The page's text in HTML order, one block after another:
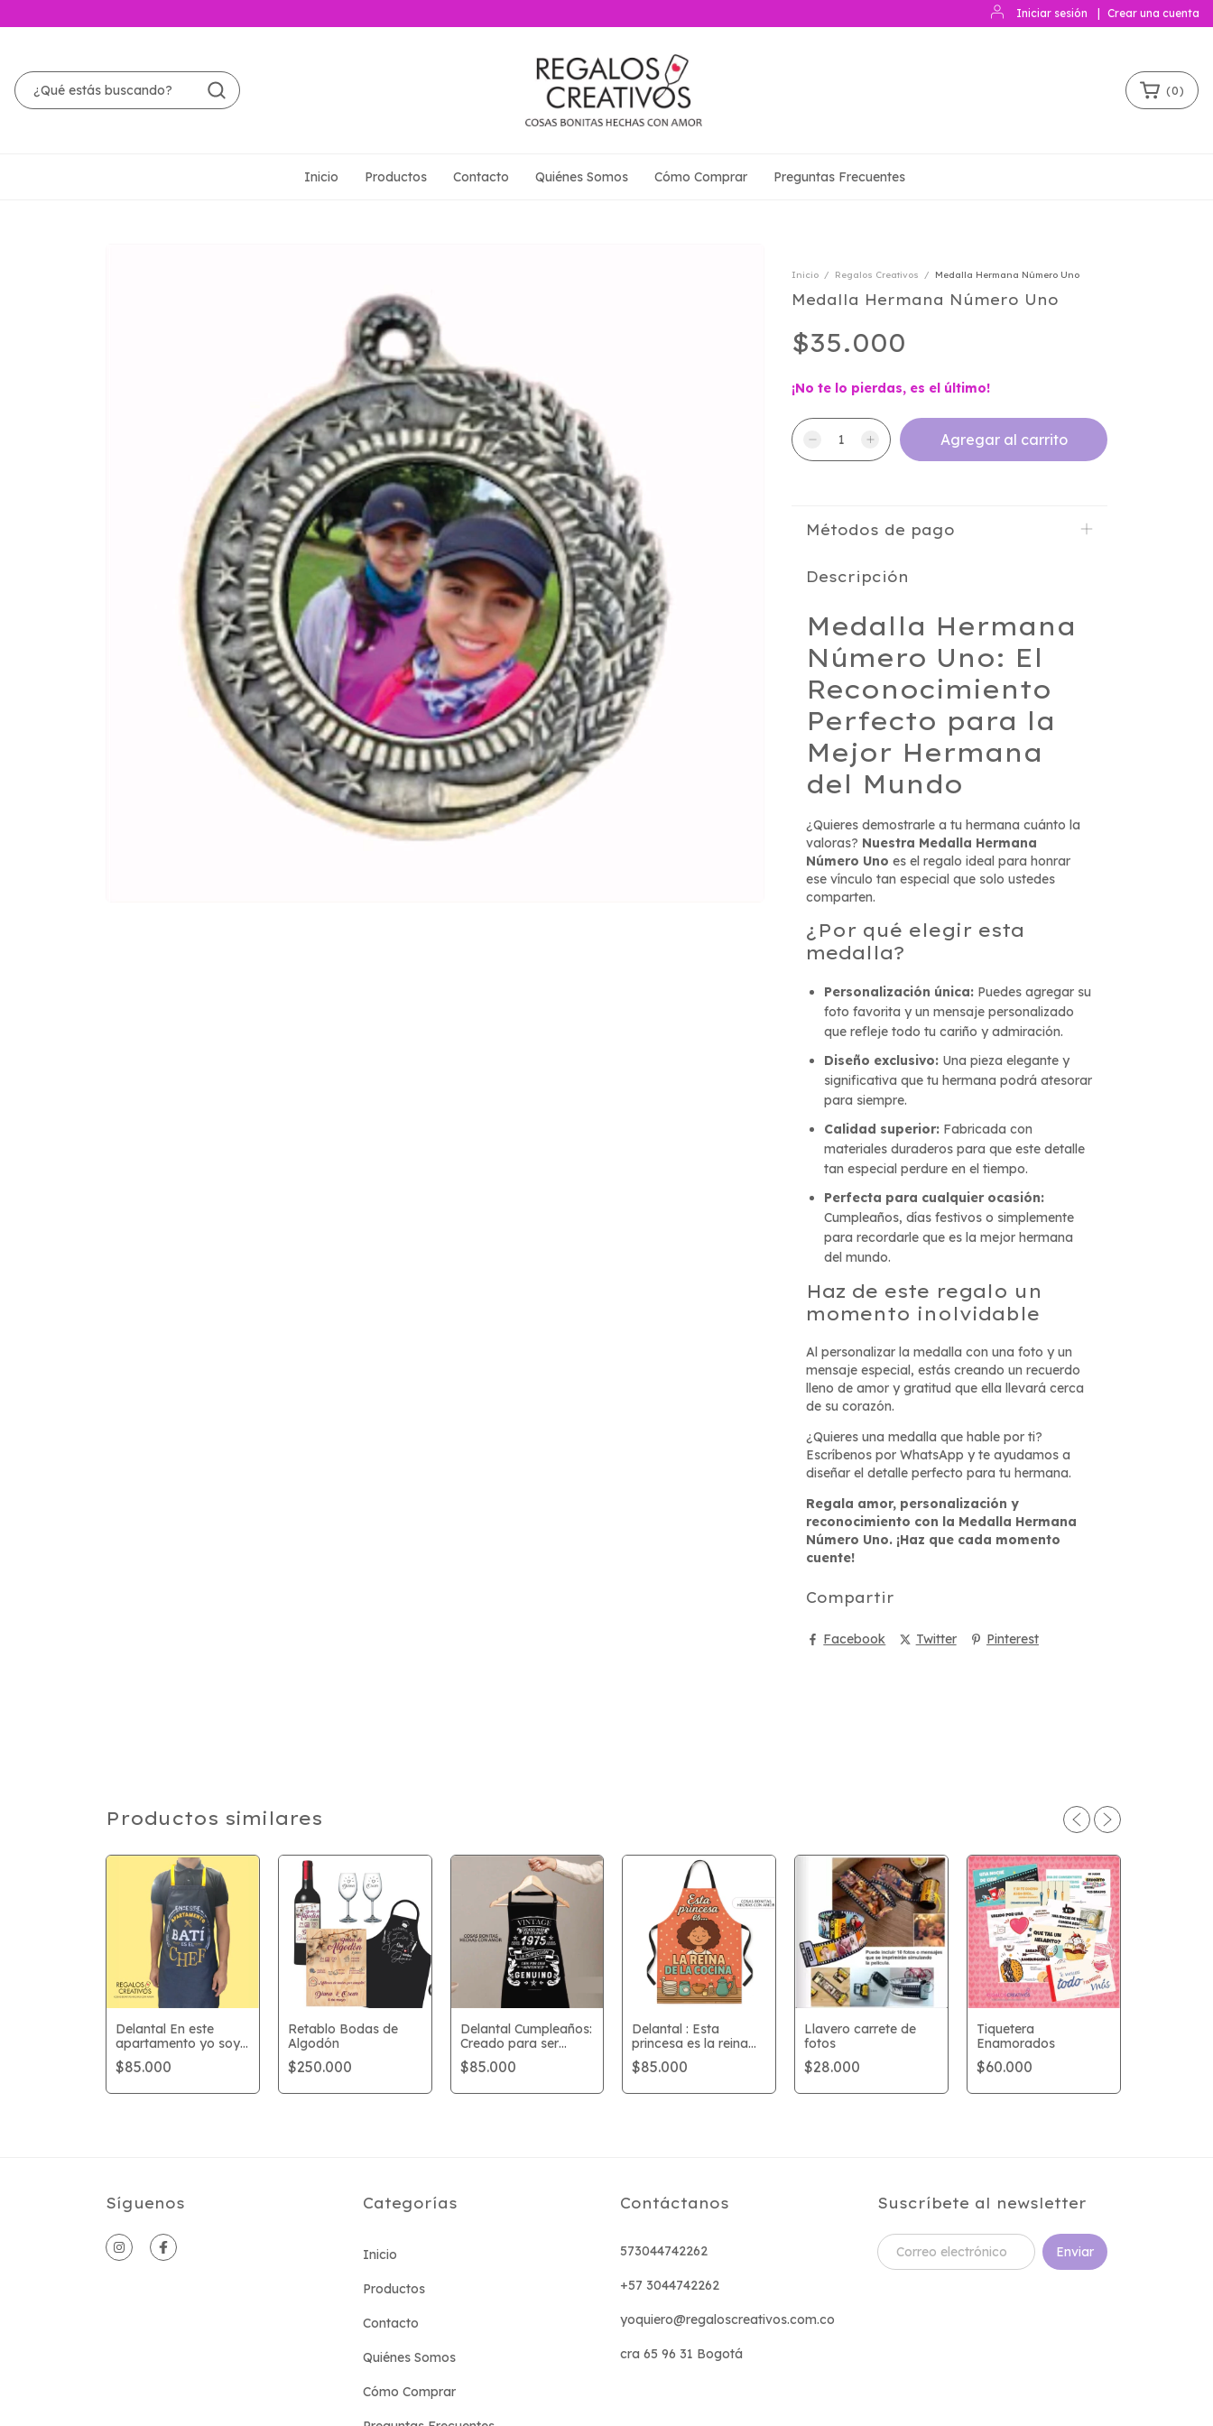
Iniciar sesión Crear una cuenta
(0)
Inicio Productos Contacto Quiénes Somos Cómo Comprar Preguntas Frecuentes
Inicio / Regalos Creativos / Medalla Hermana Número Uno
Medalla Hermana Número Uno
$35.000
¡No te lo pierdas, es el último!
Métodos de pago
Descripción
Medalla Hermana
Número Uno: El
Reconocimiento
Perfecto para la
Mejor Hermana
del Mundo
¿Quieres demostrarle a tu hermana cuánto la
valoras? Nuestra Medalla Hermana
Número Uno es el regalo ideal para honrar
ese vínculo tan especial que solo ustedes
comparten.
¿Por qué elegir esta
medalla?
Personalización única: Puedes agregar su
foto favorita y un mensaje personalizado
que refleje todo tu cariño y admiración.
Diseño exclusivo: Una pieza elegante y
significativa que tu hermana podrá atesorar
para siempre.
Calidad superior: Fabricada con
materiales duraderos para que este detalle
tan especial perdure en el tiempo.
Perfecta para cualquier ocasión:
Cumpleaños, días festivos o simplemente
para recordarle que es la mejor hermana
del mundo.
Haz de este regalo un
momento inolvidable
Al personalizar la medalla con una foto y un
mensaje especial, estás creando un recuerdo
lleno de amor y gratitud que ella llevará cerca
de su corazón.
¿Quieres una medalla que hable por ti?
Escríbenos por WhatsApp y te ayudamos a
diseñar el detalle perfecto para tu hermana.
Regala amor, personalización y
reconocimiento con la Medalla Hermana
Número Uno. ¡Haz que cada momento
cuente!
Compartir
Facebook Twitter Pinterest
Productos similares
Delantal En este
apartamento yo soy
el chef
$85.000
Retablo Bodas de
Algodón
$250.000
Delantal Cumpleaños:
Creado para ser
eterno
$85.000
Delantal : Esta
princesa es la reina
de la cocina
$85.000
Llavero carrete de
fotos
$28.000
Tiquetera
Enamorados
$60.000
Síguenos Categorías
Inicio
Productos
Contacto
Quiénes Somos
Cómo Comprar
Contáctanos
573044742262
+57 3044742262
yoquiero@regaloscreativos.com.co
cra 65 96 31 Bogotá
Suscríbete al newsletter